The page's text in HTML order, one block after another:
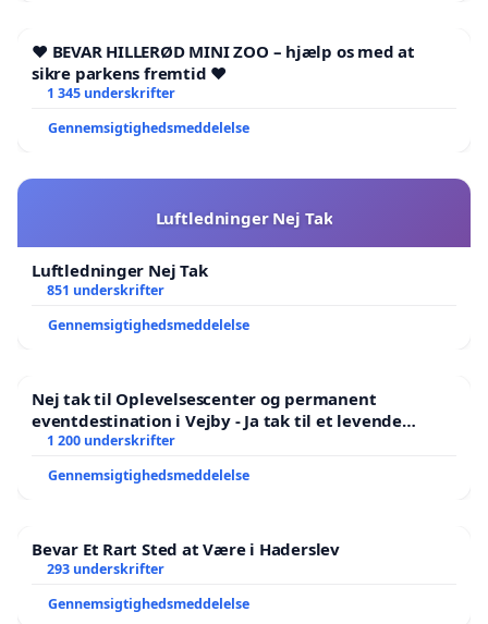
❤️ BEVAR HILLERØD MINI ZOO – hjælp os med at
sikre parkens fremtid ❤️
1 345 underskrifter
Gennemsigtighedsmeddelelse
Luftledninger Nej Tak
Luftledninger Nej Tak
851 underskrifter
Gennemsigtighedsmeddelelse
Nej tak til Oplevelsescenter og permanent
eventdestination i Vejby - Ja tak til et levende
lokalområde i balance
1 200 underskrifter
Gennemsigtighedsmeddelelse
Bevar Et Rart Sted at Være i Haderslev
293 underskrifter
Gennemsigtighedsmeddelelse